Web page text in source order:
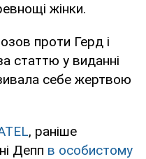
жінки.
проти Герд і
статтю у виданні
себе жертвою
, раніше
Депп в особистому